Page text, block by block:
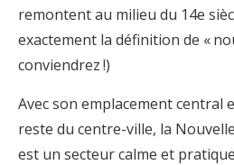
remontent au milieu du 14e
exactement la définition de «
conviendrez !)
Avec son emplacement central
reste du centre-ville, la
est un secteur calme et